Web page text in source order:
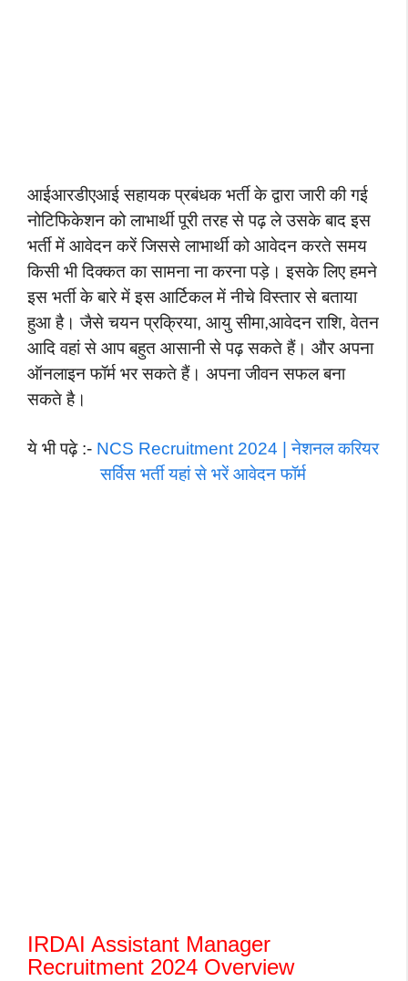
आईआरडीएआई सहायक प्रबंधक भर्ती के द्वारा जारी की गई
नोटिफिकेशन को लाभार्थी पूरी तरह से पढ़ ले उसके बाद इस
भर्ती में आवेदन करें जिससे लाभार्थी को आवेदन करते समय
किसी भी दिक्कत का सामना ना करना पड़े। इसके लिए हमने
इस भर्ती के बारे में इस आर्टिकल में नीचे विस्तार से बताया
हुआ है। जैसे चयन प्रक्रिया, आयु सीमा,आवेदन राशि, वेतन
आदि वहां से आप बहुत आसानी से पढ़ सकते हैं। और अपना
ऑनलाइन फॉर्म भर सकते हैं। अपना जीवन सफल बना
सकते है।
ये भी पढ़े :- NCS Recruitment 2024 | नेशनल करियर
सर्विस भर्ती यहां से भरें आवेदन फॉर्म
IRDAI Assistant Manager
Recruitment 2024 Overview